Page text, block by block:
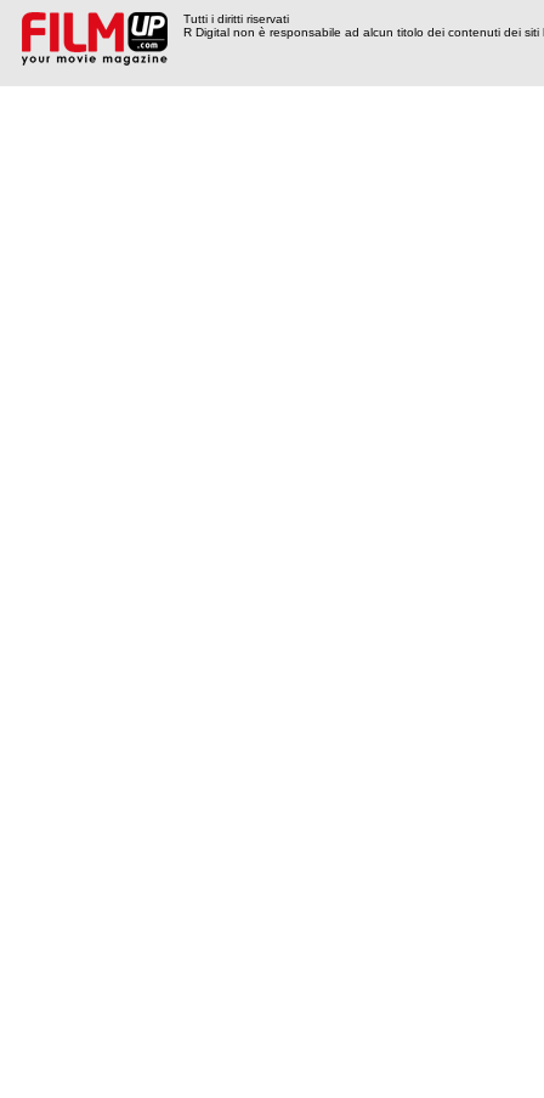
Tutti i diritti riservati
R Digital non è responsabile ad alcun titolo dei contenuti dei siti